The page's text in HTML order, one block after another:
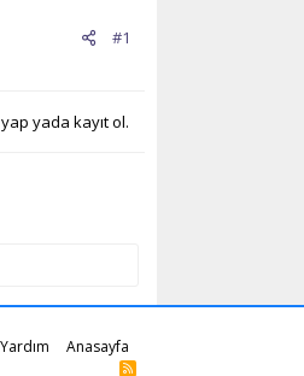
#1
yada kayıt ol.
Yardım Anasayfa
R